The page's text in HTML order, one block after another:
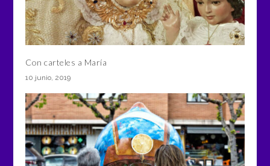
Con carteles a María
10 junio, 2019